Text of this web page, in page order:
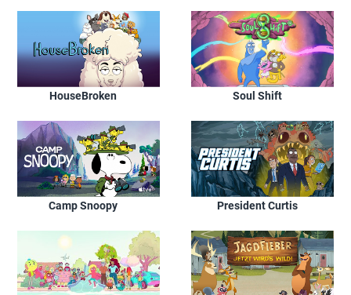
HouseBroken Soul Shift
Camp Snoopy President Curtis